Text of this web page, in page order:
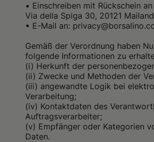
• Einschreiben mit Rückschein
Via della Spiga 30, 20121 Mailand
• E-Mail an:
Gemäß der Verordnung haben
folgende Informationen zu
(i) Herkunft der
(ii) Zwecke und Methoden der
(iii) angewandte Logik bei
Verarbeitung;
(iv) Kontaktdaten des
Auftragsverarbeiter;
(v) Empfänger oder Kategorien
Daten.